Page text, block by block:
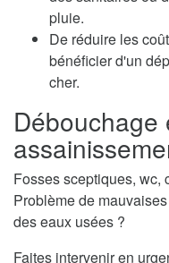
pluie.
De réduire les
bénéficier d'un
cher.
Débouchage
Fosses sceptiques, wc,
Problème de
des eaux usées ?
Faites intervenir en